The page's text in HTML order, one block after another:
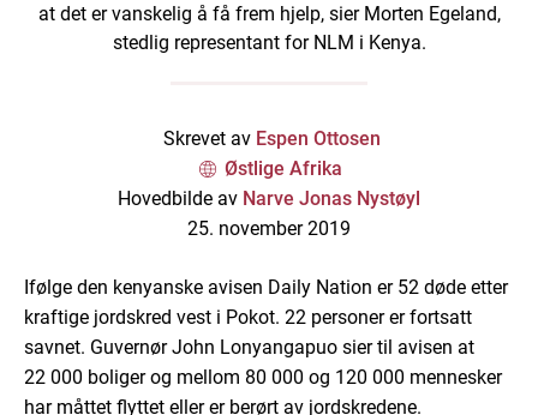
at det er vanskelig å få frem hjelp, sier Morten Egeland,
stedlig representant for NLM i Kenya.
Skrevet av Espen Ottosen
Østlige Afrika
Hovedbilde av Narve Jonas Nystøyl
25. november 2019
Ifølge den kenyanske avisen Daily Nation er 52 døde etter
kraftige jordskred vest i Pokot. 22 personer er fortsatt
savnet. Guvernør John Lonyangapuo sier til avisen at
22 000 boliger og mellom 80 000 og 120 000 mennesker
har måttet flyttet eller er berørt av jordskredene.